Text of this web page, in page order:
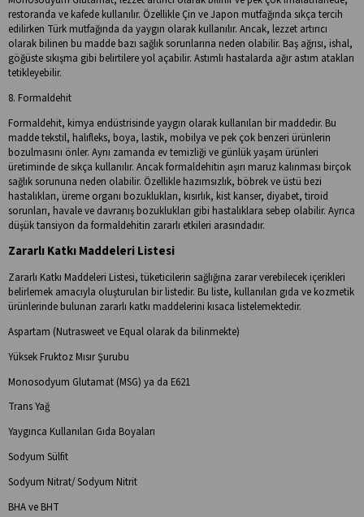
restoranda ve kafede kullanılır. Özellikle Çin ve Japon mutfağında sıkça tercih
edilirken Türk mutfağında da yaygın olarak kullanılır. Ancak, lezzet artırıcı
olarak bilinen bu madde bazı sağlık sorunlarına neden olabilir. Baş ağrısı, ishal,
göğüste sıkışma gibi belirtilere yol açabilir. Astımlı hastalarda ağır astım atakları
tetikleyebilir.
8. Formaldehit
Formaldehit, kimya endüstrisinde yaygın olarak kullanılan bir maddedir. Bu
madde tekstil, halıfleks, boya, lastik, mobilya ve pek çok benzeri ürünlerin
bozulmasını önler. Aynı zamanda ev temizliği ve günlük yaşam ürünleri
üretiminde de sıkça kullanılır. Ancak formaldehitin aşırı maruz kalınması birçok
sağlık sorununa neden olabilir. Özellikle hazımsızlık, böbrek ve üstü bezi
hastalıkları, üreme organı bozuklukları, kısırlık, kist kanser, diyabet, tiroid
sorunları, havale ve davranış bozuklukları gibi hastalıklara sebep olabilir. Ayrıca
düşük tansiyon da formaldehitin zararlı etkileri arasındadır.
Zararlı Katkı Maddeleri Listesi
Zararlı Katkı Maddeleri Listesi, tüketicilerin sağlığına zarar verebilecek içerikleri
belirlemek amacıyla oluşturulan bir listedir. Bu liste, kullanılan gıda ve kozmetik
ürünlerinde bulunan zararlı katkı maddelerini kısaca listelemektedir.
Aspartam (Nutrasweet ve Equal olarak da bilinmekte)
Yüksek Fruktoz Mısır Şurubu
Monosodyum Glutamat (MSG) ya da E621
Trans Yağ
Yaygınca Kullanılan Gıda Boyaları
Sodyum Sülfit
Sodyum Nitrat/ Sodyum Nitrit
BHA ve BHT